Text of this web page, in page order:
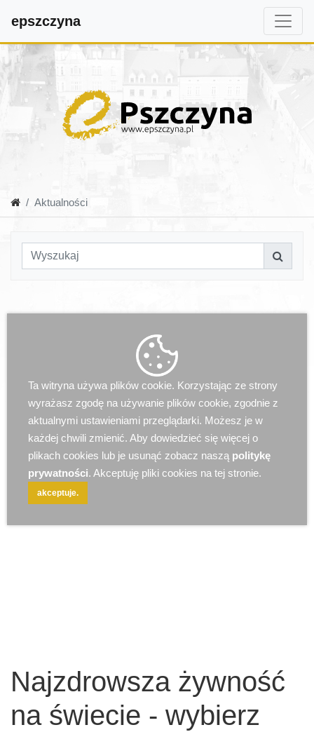
epszczyna
Aktualności
Najzdrowsza żywność
na świecie - wybierz
Ta witryna używa plików cookie. Korzystając ze strony
wyrażasz zgodę na używanie plików cookie, zgodnie z
aktualnymi ustawieniami przeglądarki. Możesz je w
każdej chwili zmienić. Aby dowiedzieć się więcej o
plikach cookies lub je usunąć zobacz naszą politykę
prywatności. Akceptuję pliki cookies na tej stronie.
akceptuje.